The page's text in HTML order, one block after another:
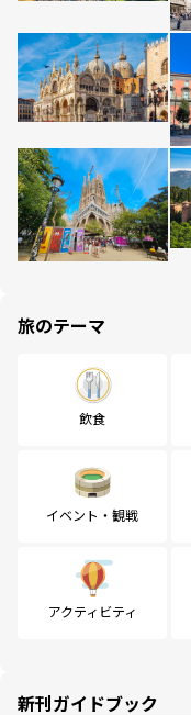
旅のテーマ
飲食
イベント・観戦
アクティビティ
新刊ガイドブック